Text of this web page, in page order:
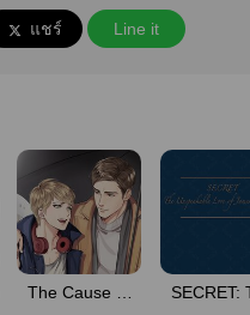
แชร์ Line it
The Cause of
SECRET: